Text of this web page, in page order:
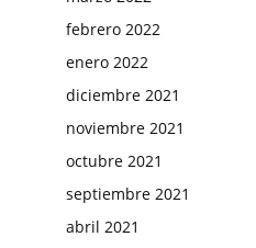
febrero 2022
enero 2022
diciembre 2021
noviembre 2021
octubre 2021
septiembre 2021
abril 2021